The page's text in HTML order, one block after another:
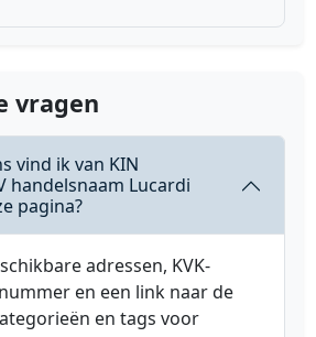
vragen
vind ik van KIN
handelsnaam Lucardi
pagina?
adressen, KVK-
en een link naar de
en tags voor